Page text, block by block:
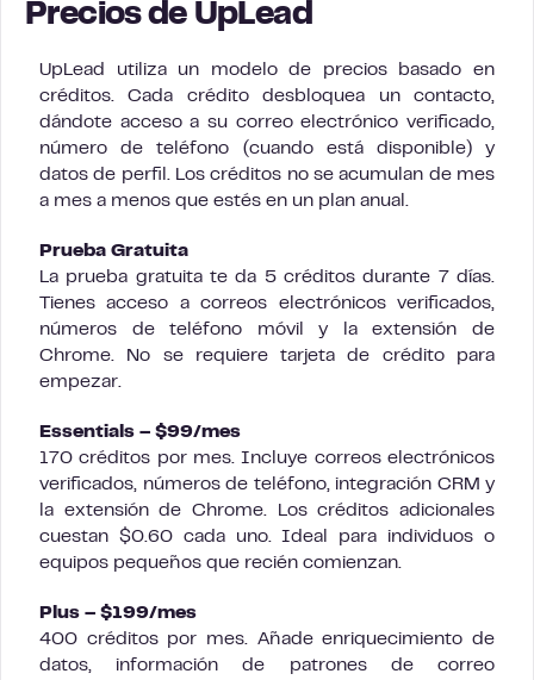
Precios de UpLead
UpLead utiliza un modelo de precios basado en
créditos. Cada crédito desbloquea un contacto,
dándote acceso a su correo electrónico verificado,
número de teléfono (cuando está disponible) y
datos de perfil. Los créditos no se acumulan de mes
a mes a menos que estés en un plan anual.
Prueba Gratuita
La prueba gratuita te da 5 créditos durante 7 días.
Tienes acceso a correos electrónicos verificados,
números de teléfono móvil y la extensión de
Chrome. No se requiere tarjeta de crédito para
empezar.
Essentials – $99/mes
170 créditos por mes. Incluye correos electrónicos
verificados, números de teléfono, integración CRM y
la extensión de Chrome. Los créditos adicionales
cuestan $0.60 cada uno. Ideal para individuos o
equipos pequeños que recién comienzan.
Plus – $199/mes
400 créditos por mes. Añade enriquecimiento de
datos, información de patrones de correo